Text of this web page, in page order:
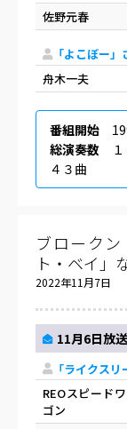
佐野元春
「よこぼー
舟木一夫
番組開始
総演奏数 １
４３曲
ブローク
ト・ベイ」
2022年11月7日
11月6日放
「ライクス
REOスピードワ
ゴン